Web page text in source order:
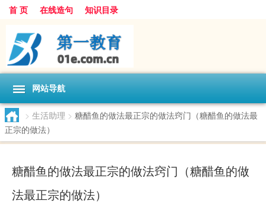
首 页 在线造句 知识目录
网站导航
> 生活助理 > 糖醋鱼的做法最正宗的做法窍门（糖醋鱼的做法最
正宗的做法）
糖醋鱼的做法最正宗的做法窍门（糖醋鱼的做
法最正宗的做法）